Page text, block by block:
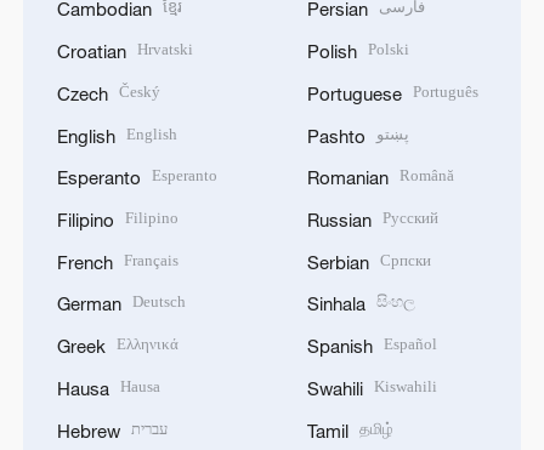
Cambodian ខ្មែរ
Croatian Hrvatski
Czech Český
English English
Esperanto Esperanto
Filipino Filipino
French Français
German Deutsch
Greek Ελληνικά
Hausa Hausa
Hebrew עברית
Persian فارسی
Polish Polski
Portuguese Português
Pashto پښتو
Romanian Română
Russian Русский
Serbian Српски
Sinhala සිංහල
Spanish Español
Swahili Kiswahili
Tamil தமிழ்